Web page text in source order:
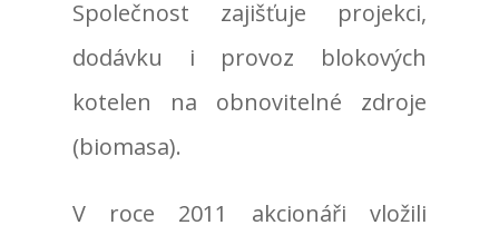
Společnost zajišťuje projekci,
dodávku i provoz blokových
kotelen na obnovitelné zdroje
(biomasa).
V roce 2011 akcionáři vložili